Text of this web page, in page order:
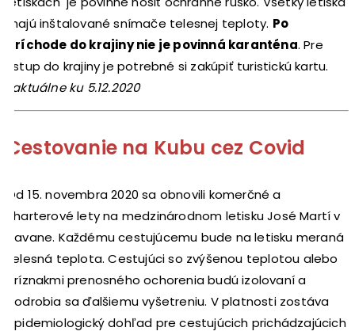
majú inštalované snímače telesnej teploty. Po
príchode do krajiny nie je povinná karanténa. Pre
vstup do krajiny je potrebné si zakúpiť turistickú kartu.
*aktuálne ku 5.12.2020
Cestovanie na Kubu cez Covid
Od 15. novembra 2020 sa obnovili komerčné a
charterové lety na medzinárodnom letisku José Martí v
Havane. Každému cestujúcemu bude na letisku meraná
telesná teplota. Cestujúci so zvýšenou teplotou alebo
príznakmi prenosného ochorenia budú izolovaní a
podrobia sa ďalšiemu vyšetreniu. V platnosti zostáva
epidemiologický dohľad pre cestujúcich prichádzajúcich